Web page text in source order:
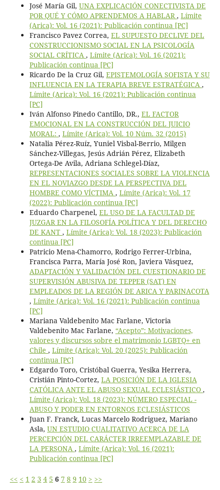
José María Gil, UNA EXPLICACIÓN CONECTIVISTA DE
POR QUÉ Y CÓMO APRENDEMOS A HABLAR , Límite
(Arica): Vol. 16 (2021): Publicación continua [PC]
Francisco Pavez Correa, EL SUPUESTO DECLIVE DEL
CONSTRUCCIONISMO SOCIAL EN LA PSICOLOGÍA
SOCIAL CRÍTICA , Límite (Arica): Vol. 16 (2021):
Publicación continua [PC]
Ricardo De la Cruz Gil, EPISTEMOLOGÍA SOFISTA Y SU
INFLUENCIA EN LA TERAPIA BREVE ESTRATÉGICA ,
Límite (Arica): Vol. 16 (2021): Publicación continua
[PC]
Iván Alfonso Pinedo Cantillo, DR., EL FACTOR
EMOCIONAL EN LA CONSTRUCCIÓN DEL JUICIO
MORAL: , Límite (Arica): Vol. 10 Núm. 32 (2015)
Natalia Pérez-Ruíz, Yuniel Visbal-Berrio, Milgen
Sánchez-Villegas, Jesús Adrián Pérez, Elizabeth
Ortega-De Avila, Adriana Schlegel-Díaz,
REPRESENTACIONES SOCIALES SOBRE LA VIOLENCIA
EN EL NOVIAZGO DESDE LA PERSPECTIVA DEL
HOMBRE COMO VÍCTIMA , Límite (Arica): Vol. 17
(2022): Publicación continua [PC]
Eduardo Charpenel, EL USO DE LA FACULTAD DE
JUZGAR EN LA FILOSOFÍA POLÍTICA Y DEL DERECHO
DE KANT , Límite (Arica): Vol. 18 (2023): Publicación
continua [PC]
Patricio Mena-Chamorro, Rodrigo Ferrer-Urbina,
Francisca Parra, María José Ron, Javiera Vásquez,
ADAPTACIÓN Y VALIDACIÓN DEL CUESTIONARIO DE
SUPERVISIÓN ABUSIVA DE TEPPER (SAT) EN
EMPLEADOS DE LA REGIÓN DE ARICA Y PARINACOTA
, Límite (Arica): Vol. 16 (2021): Publicación continua
[PC]
Mariana Valdebenito Mac Farlane, Victoria
Valdebenito Mac Farlane, “Acepto”: Motivaciones,
valores y discursos sobre el matrimonio LGBTQ+ en
Chile , Límite (Arica): Vol. 20 (2025): Publicación
continua [PC]
Edgardo Toro, Cristóbal Guerra, Yesika Herrera,
Cristián Pinto-Cortez, LA POSICIÓN DE LA IGLESIA
CATÓLICA ANTE EL ABUSO SEXUAL ECLESIÁSTICO ,
Límite (Arica): Vol. 18 (2023): NÚMERO ESPECIAL -
ABUSO Y PODER EN ENTORNOS ECLESIÁSTICOS
Juan F. Franck, Lucas Marcelo Rodriguez, Mariano
Asla, UN ESTUDIO CUALITATIVO ACERCA DE LA
PERCEPCIÓN DEL CARÁCTER IRREEMPLAZABLE DE
LA PERSONA , Límite (Arica): Vol. 16 (2021):
Publicación continua [PC]
<< < 1 2 3 4 5 6 7 8 9 10 > >>